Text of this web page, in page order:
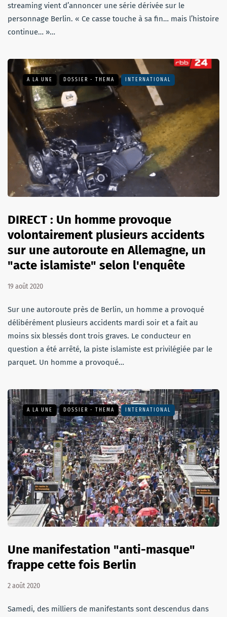
streaming vient d’annoncer une série dérivée sur le
personnage Berlin. « Ce casse touche à sa fin… mais l’histoire
continue… »…
A LA UNE DOSSIER - THEMA INTERNATIONAL
DIRECT : Un homme provoque
volontairement plusieurs accidents
sur une autoroute en Allemagne, un
"acte islamiste" selon l'enquête
19 août 2020
Sur une autoroute près de Berlin, un homme a provoqué
délibérément plusieurs accidents mardi soir et a fait au
moins six blessés dont trois graves. Le conducteur en
question a été arrêté, la piste islamiste est privilégiée par le
parquet. Un homme a provoqué…
A LA UNE DOSSIER - THEMA INTERNATIONAL
Une manifestation "anti-masque"
frappe cette fois Berlin
2 août 2020
Samedi, des milliers de manifestants sont descendus dans